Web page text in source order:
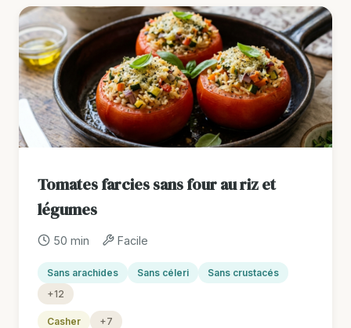
Tomates farcies sans four au riz et
légumes
50 min Facile
Sans arachides Sans céleri
Sans crustacés
+12
Casher +7